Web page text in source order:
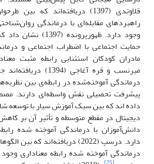
قلاوندی (1397) دریافته‌اند که
راهبردهای مقابله‌ای با درماندگی
وجود دارد. ظهورپرونده
حمایت اجتماعی با اضطراب اجتماعی و
مادران کودکان استثنایی رابطه مثبت
میرنسب و قره آغاجی
درماندگی آموخته‌شده در رابطه‌ی بین
داده اند که بین سبک آموزش سیار با توسعه
دیجیتال در مقطع متوسطه و تأثیر آن بر
دانش‌آموزان با درماندگی آموخته شده
دارد. درسپ (2022) دریافته‌اند که
درماندگی آموخته شده رابطه معناداری